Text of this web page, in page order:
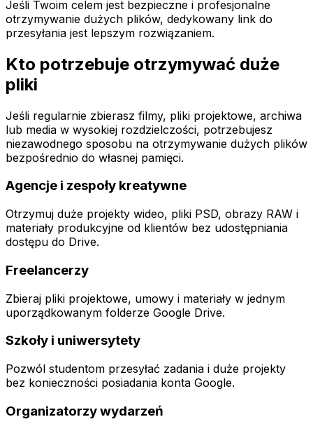
Jeśli Twoim celem jest bezpieczne i profesjonalne
otrzymywanie dużych plików, dedykowany link do
przesyłania jest lepszym rozwiązaniem.
Kto potrzebuje otrzymywać duże
pliki
Jeśli regularnie zbierasz filmy, pliki projektowe, archiwa
lub media w wysokiej rozdzielczości, potrzebujesz
niezawodnego sposobu na otrzymywanie dużych plików
bezpośrednio do własnej pamięci.
Agencje i zespoły kreatywne
Otrzymuj duże projekty wideo, pliki PSD, obrazy RAW i
materiały produkcyjne od klientów bez udostępniania
dostępu do Drive.
Freelancerzy
Zbieraj pliki projektowe, umowy i materiały w jednym
uporządkowanym folderze Google Drive.
Szkoły i uniwersytety
Pozwól studentom przesyłać zadania i duże projekty
bez konieczności posiadania konta Google.
Organizatorzy wydarzeń